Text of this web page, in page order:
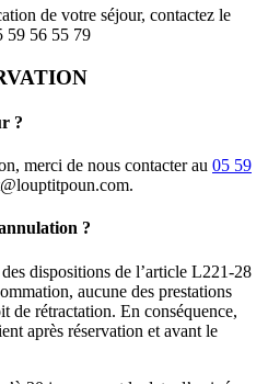
de votre séjour, contactez le
59 56 55 79
?
merci de nous contacter au 05 59
?
dispositions de l’article L221-28
aucune des prestations
de rétractation. En conséquence,
après réservation et avant le